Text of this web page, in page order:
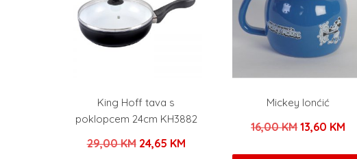
King Hoff tava s
poklopcem 24cm KH3882
29,00KM Izvorna
24,65 KMTrenutna
Mickey lonćić
16,00KMIzvorna
13,60 KM